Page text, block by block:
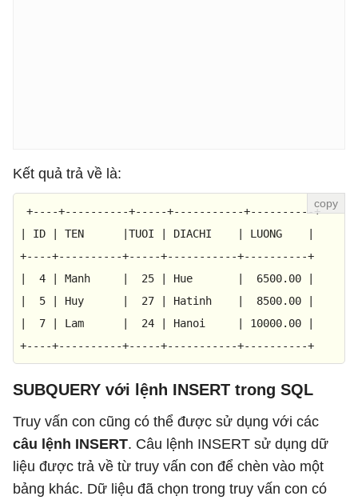
Kết quả trả về là:
+----+----------+-----+-----------+----------+
| ID | TEN      |TUOI | DIACHI    | LUONG    |
+----+----------+-----+-----------+----------+
4 | Manh     | 25 | Hue       | 6500.00
5 | Huy      | 27 | Hatinh    | 8500.00
7 | Lam      | 24 | Hanoi     | 10000.00
+----+----------+-----+-----------+----------+
SUBQUERY với lệnh INSERT trong SQL
Truy vấn con cũng có thể được sử dụng với các
câu lệnh INSERT. Câu lệnh INSERT sử dụng dữ
liệu được trả về từ truy vấn con để chèn vào một
bảng khác. Dữ liệu đã chọn trong truy vấn con có